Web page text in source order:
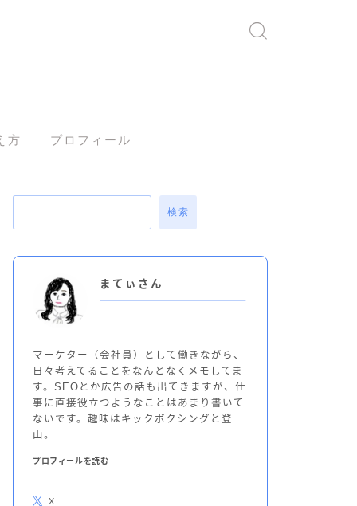
方 プロフィール
検索
まてぃさん
マーケター（会社員）として働きながら、
日々考えてることをなんとなくメモしてま
す。SEOとか広告の話も出てきますが、仕
事に直接役立つようなことはあまり書いて
ないです。趣味はキックボクシングと登
山。
プロフィールを読む
X